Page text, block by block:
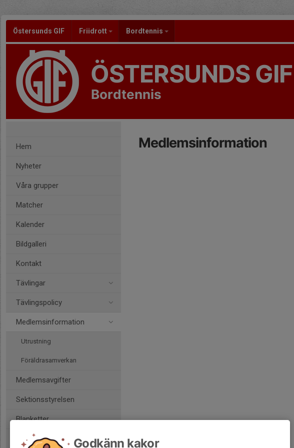
Östersunds GIF Friidrott Bordtennis
ÖSTERSUNDS GIF
Bordtennis
Hem
Nyheter
Våra grupper
Matcher
Kalender
Bildgalleri
Kontakt
Tävlingar
Tävlingspolicy
Medlemsinformation
Utrustning
Föräldrasamverkan
Medlemsavgifter
Sektionsstyrelsen
Blanketter
Medlemsinformation
Godkänn kakor